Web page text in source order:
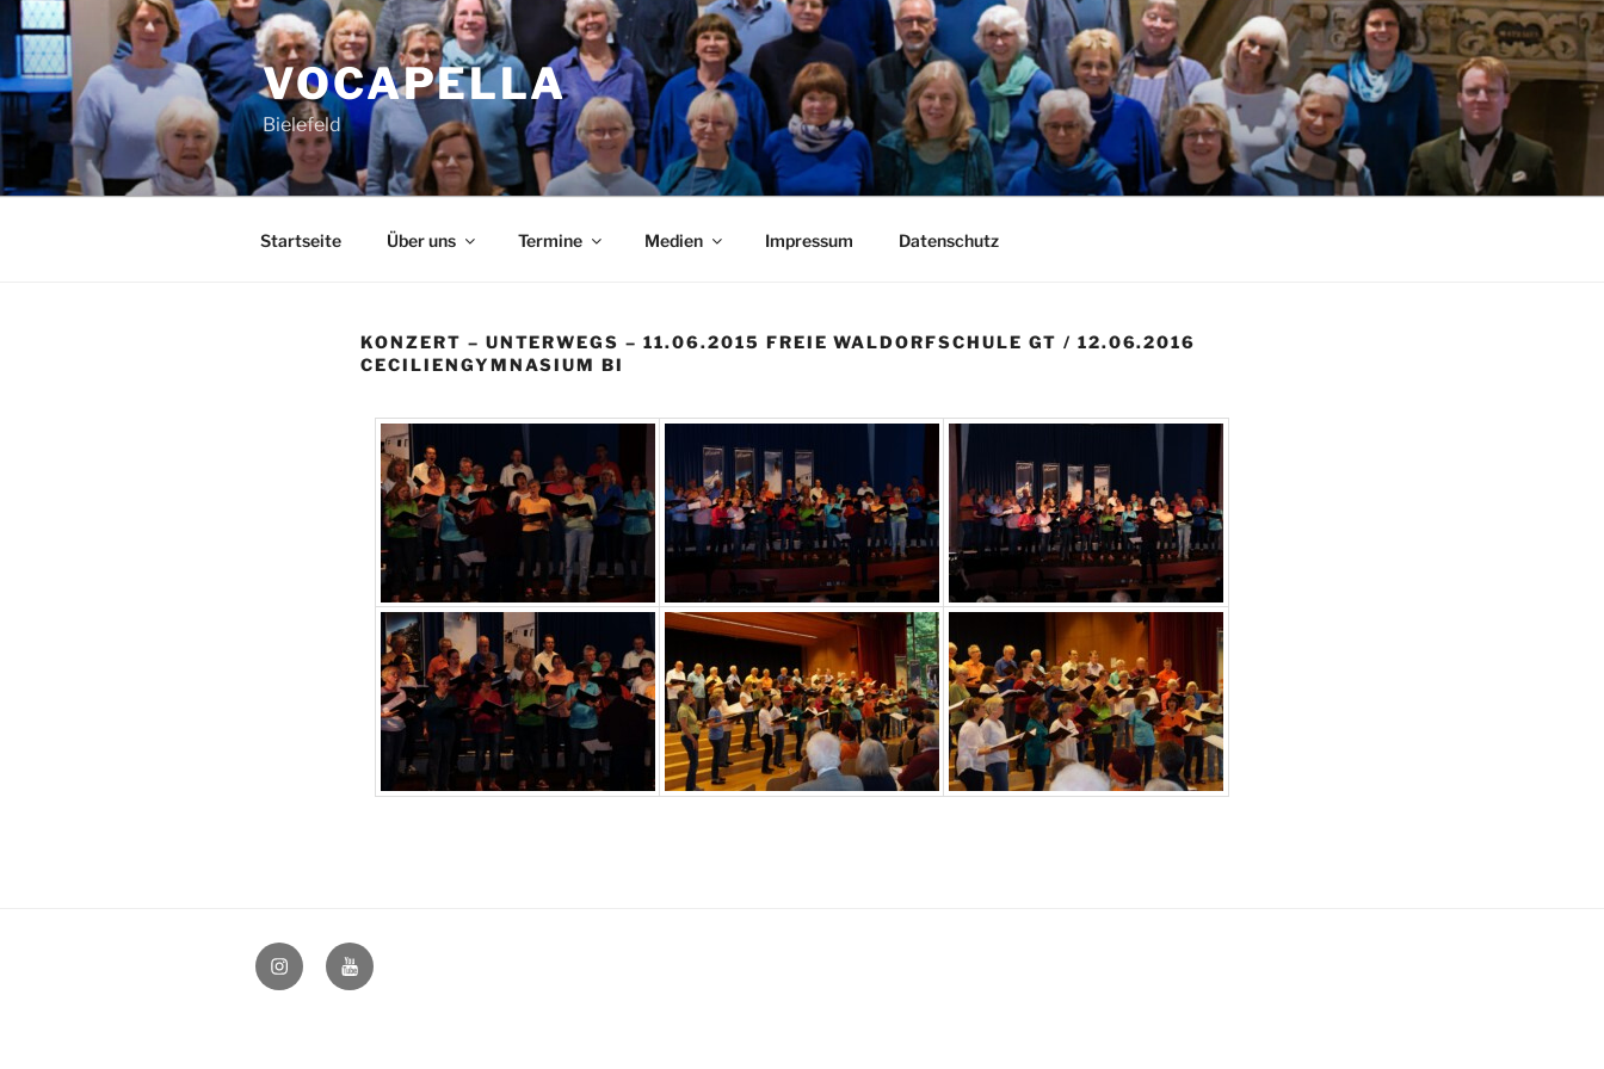
Zum
Inhalt
springen
VOCAPELLA
Bielefeld
Startseite Über uns Termine Medien Impressum Datenschutz
KONZERT – UNTERWEGS – 11.06.2015 FREIE WALDORFSCHULE GT / 12.06.2016
CECILIENGYMNASIUM BI
@vocapellabielefeld
YouTube
–